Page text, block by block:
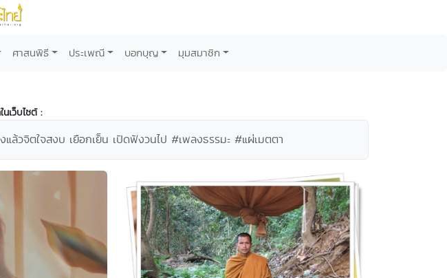
ศาสนพิธี ประเพณี บอกบุญ มุมสมาชิก
นเว็บไซต์ :
ล้วจิตใจสงบ เยือกเย็น เปิดฟังวนไป #เพลงธรรมะ #แผ่เมตตา